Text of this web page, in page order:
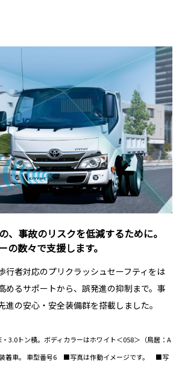
、事故のリスクを低減するために。
の数々で支援します。
行者対応のプリクラッシュセーフティをは
めるサポートから、誤発進の抑制まで。事
進の安心・安全装備群を搭載しました。
3.0トン積。ボディカラーはホワイト＜058＞（鳥居：A
装着車。 車型番号6 ■写真は作動イメージです。 ■写